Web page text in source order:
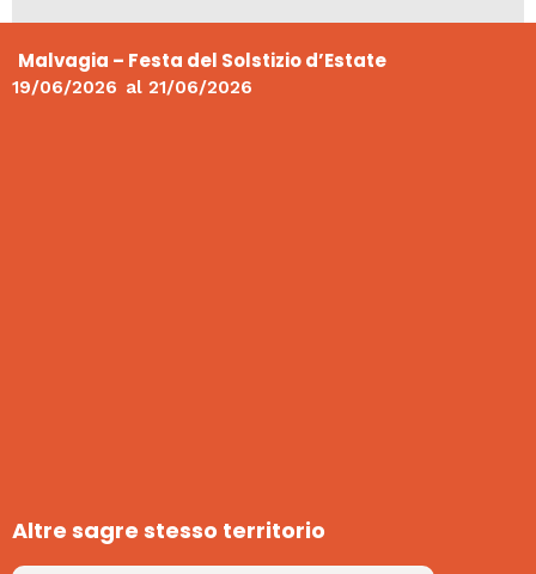
Malvagia – Festa del Solstizio d’Estate
19/06/2026 al 21/06/2026
Altre sagre stesso territorio